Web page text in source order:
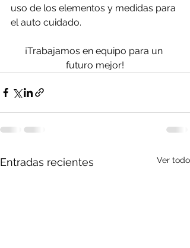
uso de los elementos y medidas para
el auto cuidado.
¡Trabajamos en equipo para un
futuro mejor!
Entradas recientes Ver todo